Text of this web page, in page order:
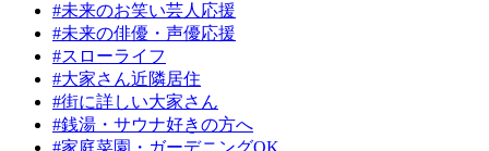
#未来のお笑い芸人応援
#未来の俳優・声優応援
#スローライフ
#大家さん近隣居住
#街に詳しい大家さん
#銭湯・サウナ好きの方へ